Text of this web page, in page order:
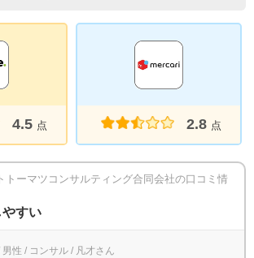
4.5 点 2.8 点
トーマツコンサルティング合同会社の口コミ情
すい
性 / コンサル / 凡才さん